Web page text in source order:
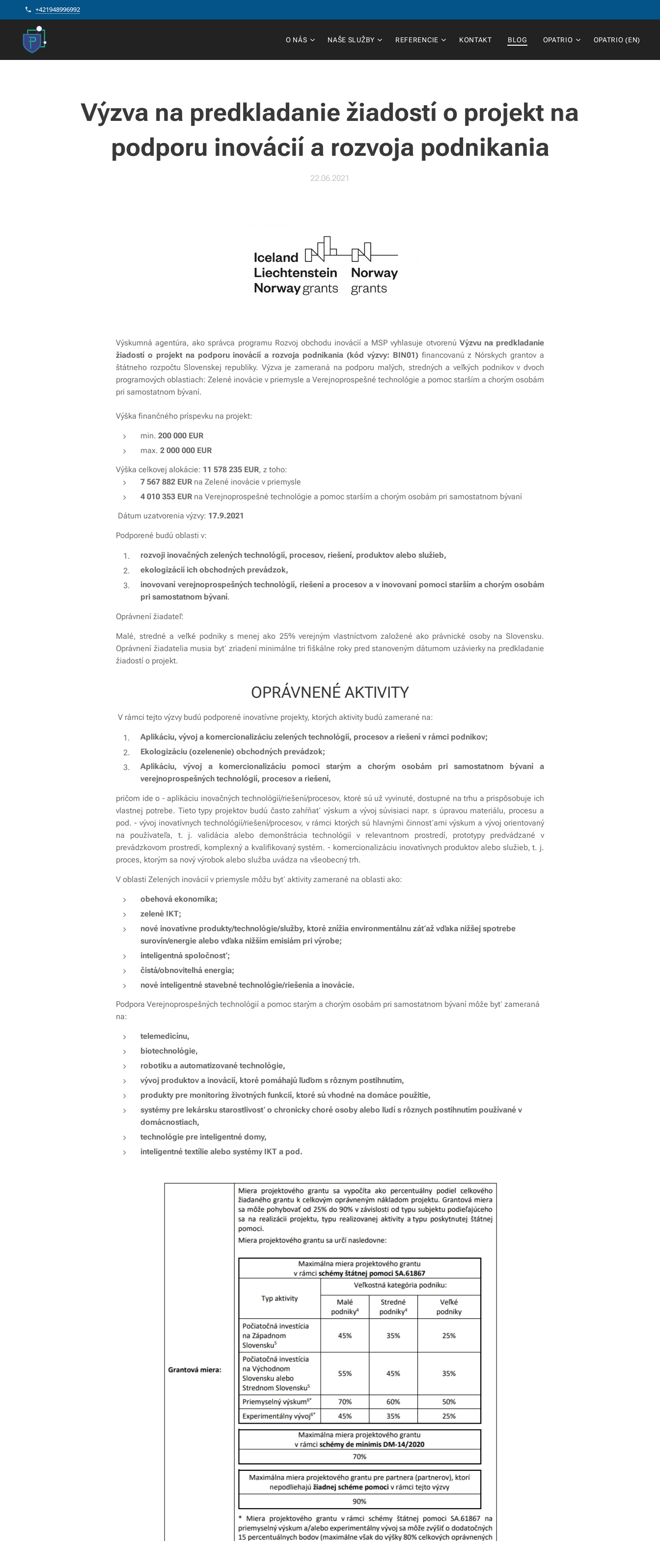
+421948996992
O NÁS NAŠE SLUŽBY REFERENCIE KONTAKT BLOG OPATRIO OPATRIO (EN)
Výzva na predkladanie žiadostí o projekt na
podporu inovácií a rozvoja podnikania
22.06.2021
Výskumná agentúra, ako správca programu Rozvoj obchodu inovácií a MSP vyhlasuje otvorenú Výzvu na predkladanie
žiadostí o projekt na podporu inovácií a rozvoja podnikania (kód výzvy: BIN01) financovanú z Nórskych grantov a
štátneho rozpočtu Slovenskej republiky. Výzva je zameraná na podporu malých, stredných a veľkých podnikov v dvoch
programových oblastiach: Zelené inovácie v priemysle a Verejnoprospešné technológie a pomoc starším a chorým osobám
pri samostatnom bývaní.
Výška finančného príspevku na projekt:
min. 200 000 EUR
max. 2 000 000 EUR
Výška celkovej alokácie: 11 578 235 EUR, z toho:
7 567 882 EUR na Zelené inovácie v priemysle
4 010 353 EUR na Verejnoprospešné technológie a pomoc starším a chorým osobám pri samostatnom bývaní
Dátum uzatvorenia výzvy: 17.9.2021
Podporené budú oblasti v:
rozvoji inovačných zelených technológií, procesov, riešení, produktov alebo služieb,
ekologizácií ich obchodných prevádzok,
inovovaní verejnoprospešných technológií, riešení a procesov a v inovovaní pomoci starším a chorým osobám
pri samostatnom bývaní.
Oprávnení žiadateľ:
Malé, stredné a veľké podniky s menej ako 25% verejným vlastníctvom založené ako právnické osoby na Slovensku.
Oprávnení žiadatelia musia byť zriadení minimálne tri fiškálne roky pred stanoveným dátumom uzávierky na predkladanie
žiadostí o projekt.
OPRÁVNENÉ AKTIVITY
V rámci tejto výzvy budú podporené inovatívne projekty, ktorých aktivity budú zamerané na:
Aplikáciu, vývoj a komercionalizáciu zelených technológií, procesov a riešení v rámci podnikov;
Ekologizáciu (ozelenenie) obchodných prevádzok;
Aplikáciu, vývoj a komercionalizáciu pomoci starým a chorým osobám pri samostatnom bývaní a
verejnoprospešných technológií, procesov a riešení,
pričom ide o - aplikáciu inovačných technológií/riešení/procesov, ktoré sú už vyvinuté, dostupné na trhu a prispôsobuje ich
vlastnej potrebe. Tieto typy projektov budú často zahŕňať výskum a vývoj súvisiaci napr. s úpravou materiálu, procesu a
pod. - vývoj inovatívnych technológií/riešení/procesov, v rámci ktorých sú hlavnými činnosťami výskum a vývoj orientovaný
na používateľa, t. j. validácia alebo demonštrácia technológií v relevantnom prostredí, prototypy predvádzané v
prevádzkovom prostredí, komplexný a kvalifikovaný systém. - komercionalizáciu inovatívnych produktov alebo služieb, t. j.
proces, ktorým sa nový výrobok alebo služba uvádza na všeobecný trh.
V oblasti Zelených inovácií v priemysle môžu byť aktivity zamerané na oblasti ako:
obehová ekonomika;
zelené IKT;
nové inovatívne produkty/technológie/služby, ktoré znížia environmentálnu záťaž vďaka nižšej spotrebe
surovín/energie alebo vďaka nižším emisiám pri výrobe;
inteligentná spoločnosť;
čistá/obnoviteľná energia;
nové inteligentné stavebné technológie/riešenia a inovácie.
Podpora Verejnoprospešných technológií a pomoc starým a chorým osobám pri samostatnom bývaní môže byť zameraná
na:
telemedicínu,
biotechnológie,
robotiku a automatizované technológie,
vývoj produktov a inovácií, ktoré pomáhajú ľuďom s rôznym postihnutím,
produkty pre monitoring životných funkcií, ktoré sú vhodné na domáce použitie,
systémy pre lekársku starostlivosť o chronicky choré osoby alebo ľudí s rôznych postihnutím používané v
domácnostiach,
technológie pre inteligentné domy,
inteligentné textílie alebo systémy IKT a pod.